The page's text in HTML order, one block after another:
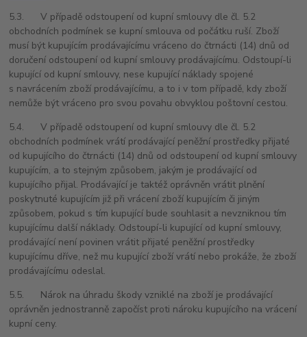
5.3. V případě odstoupení od kupní smlouvy dle čl. 5.2
obchodních podmínek se kupní smlouva od počátku ruší. Zboží
musí být kupujícím prodávajícímu vráceno do čtrnácti (14) dnů od
doručení odstoupení od kupní smlouvy prodávajícímu. Odstoupí-li
kupující od kupní smlouvy, nese kupující náklady spojené
s navrácením zboží prodávajícímu, a to i v tom případě, kdy zboží
nemůže být vráceno pro svou povahu obvyklou poštovní cestou.
5.4. V případě odstoupení od kupní smlouvy dle čl. 5.2
obchodních podmínek vrátí prodávající peněžní prostředky přijaté
od kupujícího do čtrnácti (14) dnů od odstoupení od kupní smlouvy
kupujícím, a to stejným způsobem, jakým je prodávající od
kupujícího přijal. Prodávající je taktéž oprávněn vrátit plnění
poskytnuté kupujícím již při vrácení zboží kupujícím či jiným
způsobem, pokud s tím kupující bude souhlasit a nevzniknou tím
kupujícímu další náklady. Odstoupí-li kupující od kupní smlouvy,
prodávající není povinen vrátit přijaté peněžní prostředky
kupujícímu dříve, než mu kupující zboží vrátí nebo prokáže, že zboží
prodávajícímu odeslal.
5.5. Nárok na úhradu škody vzniklé na zboží je prodávající
oprávněn jednostranně započíst proti nároku kupujícího na vrácení
kupní ceny.